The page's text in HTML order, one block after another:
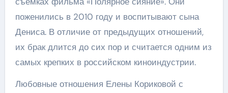
поженились в 2010 году и воспитывают сына
Дениса. В отличие от предыдущих отношений,
их брак длится до сих пор и считается одним из
самых крепких в российском киноиндустрии.
Любовные отношения Елены Кориковой с